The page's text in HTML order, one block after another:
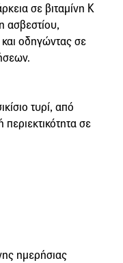
σε βιταμίνη Κ
ασβεστίου,
οδηγώντας σε
τυρί, από
σε
ημερήσιας